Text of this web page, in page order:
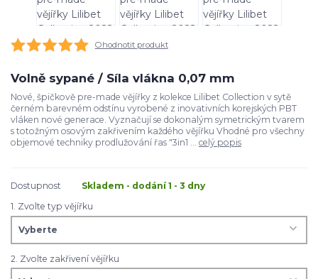
Ohodnotit produkt
Volně sypané / Síla vlákna 0,07 mm
Nové, špičkově pre-made vějířky z kolekce Lilibet Collection v sytě
černém barevném odstínu vyrobené z inovativních korejských PBT
vláken nové generace. Vyznačují se dokonalým symetrickým tvarem
s totožným osovým zakřivením každého vějířku Vhodné pro všechny
objemové techniky prodlužování řas "3in1 ... celý popis
Dostupnost
Skladem - dodání 1 - 3 dny
1. Zvolte typ vějířku
2. Zvolte zakřivení vějířku